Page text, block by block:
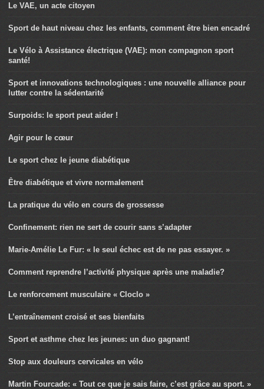
Le VAE, un acte citoyen
Sport de haut niveau chez les enfants, comment être bien encadré
Le Vélo à Assistance électrique (VAE): mon compagnon sport
santé!
Sport et innovations technologiques : une nouvelle alliance pour
lutter contre la sédentarité
Surpoids: le sport peut aider !
Agir pour le cœur
Le sport chez le jeune diabétique
Être diabétique et vivre normalement
La pratique du vélo en cours de grossesse
Confinement: rien ne sert de courir sans s’adapter
Marie-Amélie Le Fur: « le seul échec est de ne pas essayer. »
Comment reprendre l’activité physique après une maladie?
Le renforcement musculaire « Cloclo »
L’entraînement croisé et ses bienfaits
Sport et asthme chez les jeunes: un duo gagnant!
Stop aux douleurs cervicales en vélo
Martin Fourcade: « Tout ce que je sais faire, c’est grâce au sport. »